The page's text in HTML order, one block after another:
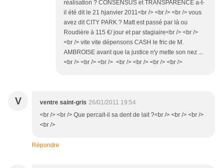
réalisation ? CONSENSUS et TRANSPARENCE a-t-
il été dit le 21 hjanvier 2011<br /> <br /> <br /> vous
avez dit CITY PARK ? Matt est passé par là ou
Roudière à 115 €/ jour et par stagiaire<br /> <br />
<br /> vite vite dépensons CASH le fric de M.
AMBROISE avant que la justice n'y mette son nez ...
<br /> <br /> <br /> <br /> <br /> <br /> <br />
V ventre saint-gris 26/01/2011 19:54
<br /> <br /> Que percait-il sa dent de lait ?<br /> <br /> <br />
<br />
Répondre